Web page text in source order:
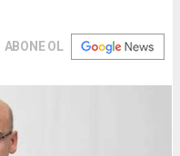
ABONE OL